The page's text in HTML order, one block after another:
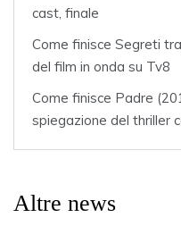
cast, finale
Come finisce Segreti
del film in onda su Tv8
Come finisce Padre
spiegazione del thriller
Altre news